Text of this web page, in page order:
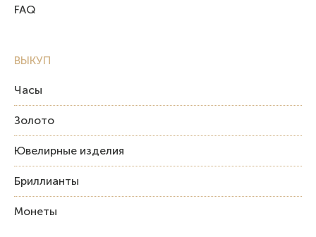
FAQ
ВЫКУП
Часы
Золото
Ювелирные изделия
Бриллианты
Монеты